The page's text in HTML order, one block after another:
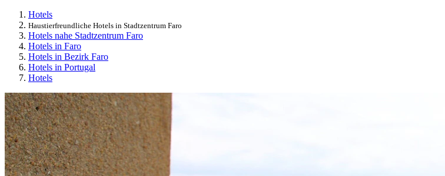
Hotels
Haustierfreundliche Hotels in Stadtzentrum Faro
Hotels nahe Stadtzentrum Faro
Hotels in Faro
Hotels in Bezirk Faro
Hotels in Portugal
Hotels